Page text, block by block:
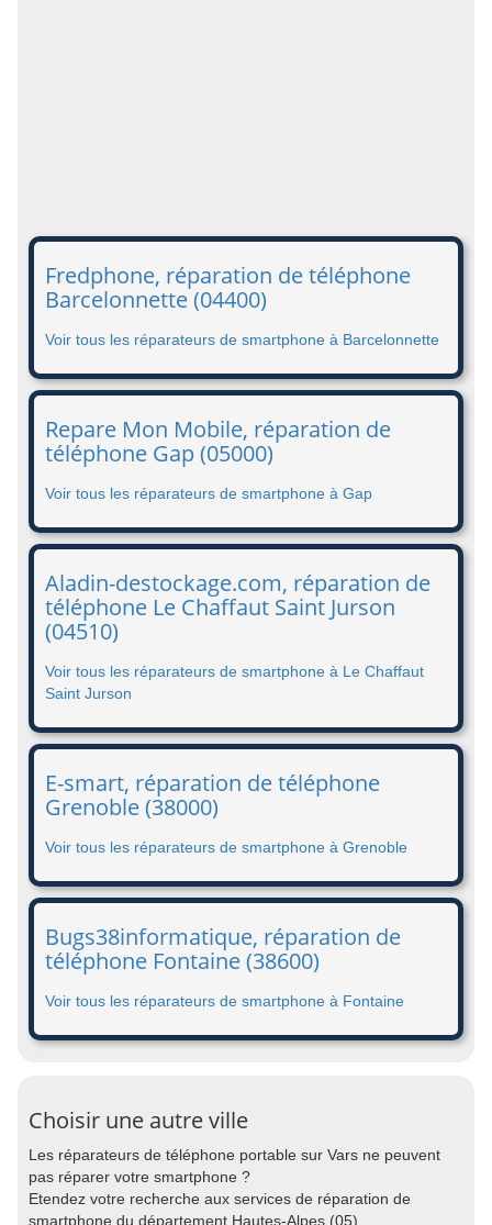
Fredphone, réparation de téléphone
Barcelonnette (04400)
Voir tous les réparateurs de smartphone à Barcelonnette
Repare Mon Mobile, réparation de
téléphone Gap (05000)
Voir tous les réparateurs de smartphone à Gap
Aladin-destockage.com, réparation de
téléphone Le Chaffaut Saint Jurson
(04510)
Voir tous les réparateurs de smartphone à Le Chaffaut
Saint Jurson
E-smart, réparation de téléphone
Grenoble (38000)
Voir tous les réparateurs de smartphone à Grenoble
Bugs38informatique, réparation de
téléphone Fontaine (38600)
Voir tous les réparateurs de smartphone à Fontaine
Choisir une autre ville
Les réparateurs de téléphone portable sur Vars ne peuvent
pas réparer votre smartphone ?
Etendez votre recherche aux services de réparation de
smartphone du département Hautes-Alpes (05).